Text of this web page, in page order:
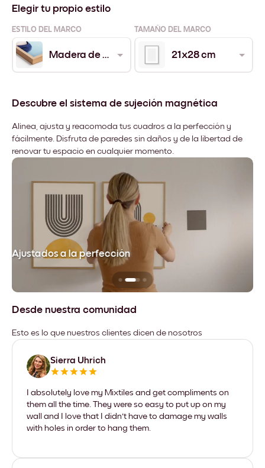
Elegir tu propio estilo
ESTILO DEL MARCO TAMAÑO DEL MARCO
Madera de Roble 21x28 cm
Descubre el sistema de sujeción magnética
Alinea, ajusta y reacomoda tus cuadros a la perfección y
fácilmente. Disfruta de paredes sin daños y de la libertad de
renovar tu espacio en cualquier momento.
Ajustados a la perfección
Desde nuestra comunidad
Esto es lo que nuestros clientes dicen de nosotros
Sierra Uhrich
I absolutely love my Mixtiles and get compliments on
them all the time. They were so easy to put up on my
wall and I love that I didn't have to damage my walls
with holes in order to hang them.